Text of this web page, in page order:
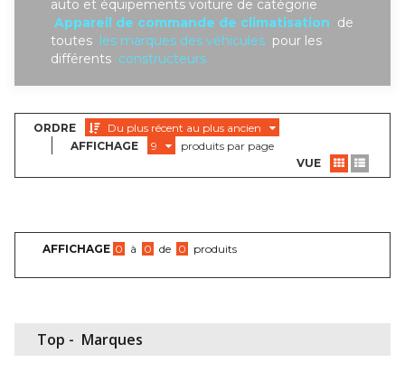
auto et équipements voiture de catégorie
Appareil de commande de climatisation de
toutes les marques des véhicules pour les
différents constructeurs
ORDRE
Du plus récent au plus ancien
AFFICHAGE
9
produits par page
VUE
AFFICHAGE 0 à 0 de 0 produits
Top - Marques